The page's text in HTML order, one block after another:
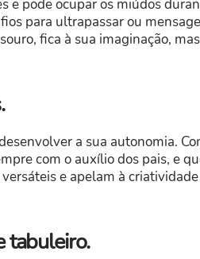
e pode ocupar os miúdos
para ultrapassar ou
fica à sua imaginação,
a sua autonomia.
com o auxílio dos pais, e
e apelam à
tabuleiro.